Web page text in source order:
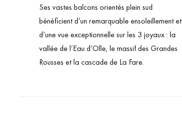
Ses vastes balcons orientés plein sud
bénéficient d’un remarquable ensoleillement et
d’une vue exceptionnelle sur les 3 joyaux : la
vallée de l’Eau d’Olle, le massif des Grandes
Rousses et la cascade de La Fare.